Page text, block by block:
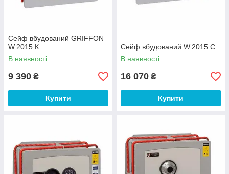
Сейф вбудований GRIFFON
W.2015.К
В наявності
9 390 ₴
Купити
Сейф вбудований W.2015.C
В наявності
16 070 ₴
Купити